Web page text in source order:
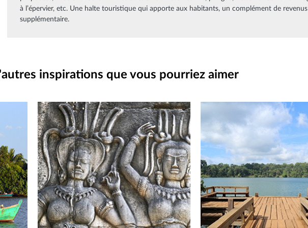
à l’épervier, etc. Une halte touristique qui apporte aux habitants, un complément de revenus
supplémentaire.
inspirations que vous pourriez aimer